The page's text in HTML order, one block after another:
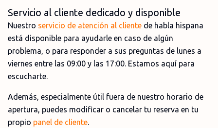
Servicio al cliente dedicado y disponible
Nuestro servicio de atención al cliente de habla hispana
está disponible para ayudarle en caso de algún
problema, o para responder a sus preguntas de lunes a
viernes entre las 09:00 y las 17:00. Estamos aquí para
escucharte.
Además, especialmente útil fuera de nuestro horario de
apertura, puedes modificar o cancelar tu reserva en tu
propio panel de cliente.